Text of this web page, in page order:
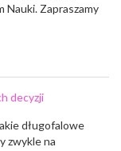
Nauki. Zapraszamy
decyzji
długofalowe
zwykle na